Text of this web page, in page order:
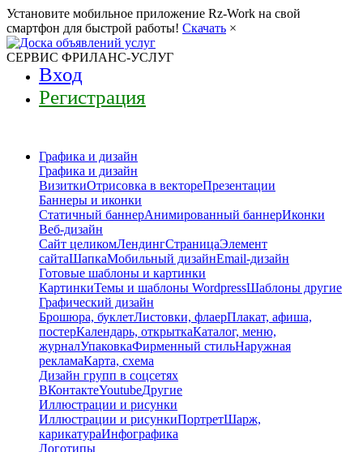
Установите мобильное приложение Rz-Work на свой
смартфон для быстрой работы! Скачать ×
СЕРВИС ФРИЛАНС-УСЛУГ
Вход
Регистрация
Графика и дизайн
Графика и дизайн
ВизиткиОтрисовка в вектореПрезентации
Баннеры и иконки
Статичный баннерАнимированный баннерИконки
Веб-дизайн
Сайт целикомЛендингСтраницаЭлемент
сайтаШапкаМобильный дизайнEmail-дизайн
Готовые шаблоны и картинки
КартинкиТемы и шаблоны WordpressШаблоны другие
Графический дизайн
Брошюра, буклетЛистовки, флаерПлакат, афиша,
постерКалендарь, открыткаКаталог, меню,
журналУпаковкаФирменный стильНаружная
рекламаКарта, схема
Дизайн групп в соцсетях
ВКонтактеYoutubeДругие
Иллюстрации и рисунки
Иллюстрации и рисункиПортретШарж,
карикатураИнфографика
Логотипы